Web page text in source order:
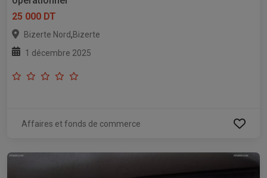
25 000 DT
Bizerte Nord,Bizerte
1 décembre 2025
Affaires et fonds de commerce